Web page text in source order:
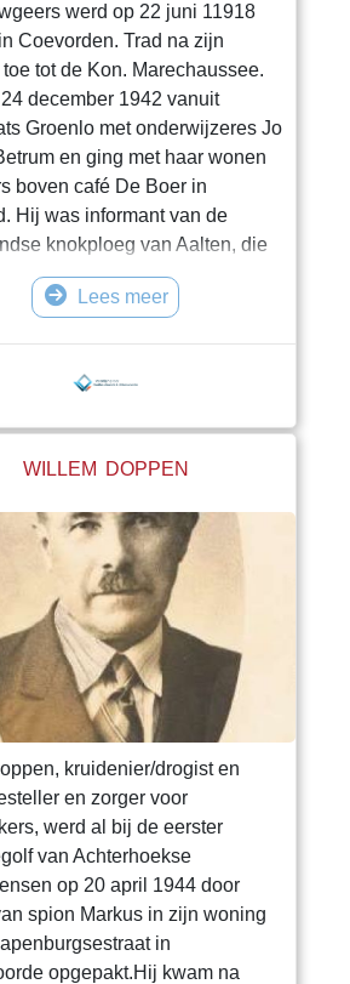
werd op 22 juni 11918
Coevorden. Trad na zijn
tot de Kon. Marechaussee.
december 1942 vanuit
Groenlo met onderwijzeres Jo
en ging met haar wonen
boven café De Boer in
Hij was informant van de
knokploeg van Aalten, die
hield met het stelen van
voor onderduikers. Op 20
. Hij werd ter dood
Lees meer
WILLEM DOPPEN
kruidenier/drogist en
en zorger voor
werd al bij de eerster
van Achterhoekse
op 20 april 1944 door
spion Markus in zijn woning
in
opgepakt.Hij kwam na